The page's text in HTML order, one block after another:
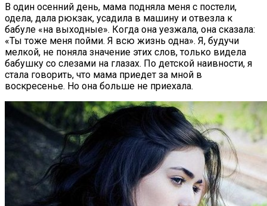
В один осенний день, мама подняла меня с постели,
одела, дала рюкзак, усадила в машину и отвезла к
бабуле «на выходные». Когда она уезжала, она сказала:
«Ты тоже меня пойми. Я всю жизнь одна». Я, будучи
мелкой, не поняла значение этих слов, только видела
бабушку со слезами на глазах. По детской наивности, я
стала говорить, что мама приедет за мной в
воскресенье. Но она больше не приехала.